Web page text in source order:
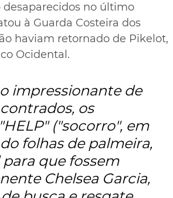
no último
à Guarda Costeira dos
haviam retornado de Pikelot,
Ocidental.
impressionante de
os
("socorro", em
folhas de palmeira,
que fossem
Chelsea Garcia,